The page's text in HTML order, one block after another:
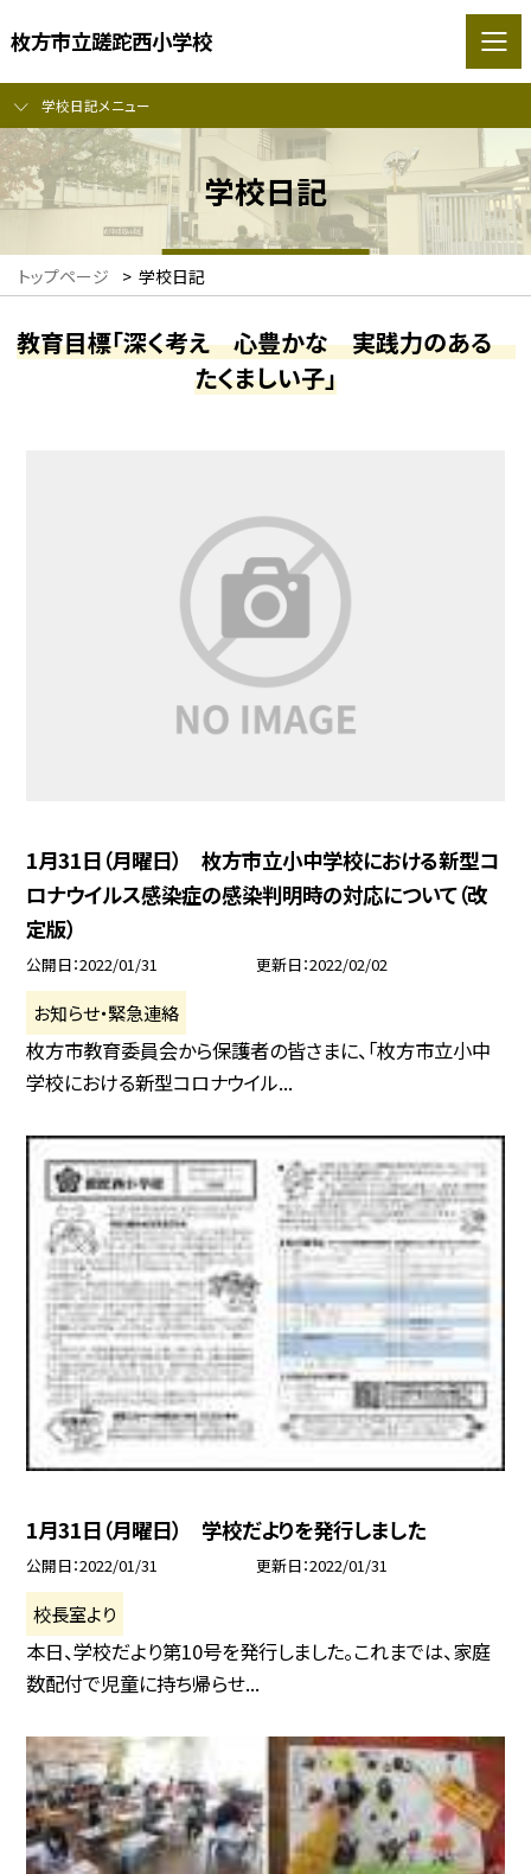
枚方市立蹉跎西小学校
学校日記メニュー
学校日記
トップページ > 学校日記
教育目標「深く考え 心豊かな 実践力のある
たくましい子」
1月31日（月曜日） 枚方市立小中学校における新型コ
ロナウイルス感染症の感染判明時の対応について（改
定版）
公開日 2022/01/31 更新日 2022/02/02
お知らせ・緊急連絡
枚方市教育委員会から保護者の皆さまに、「枚方市立小中
学校における新型コロナウイル...
1月31日（月曜日） 学校だよりを発行しました
公開日 2022/01/31 更新日 2022/01/31
校長室より
本日、学校だより第10号を発行しました。これまでは、家庭
数配付で児童に持ち帰らせ...